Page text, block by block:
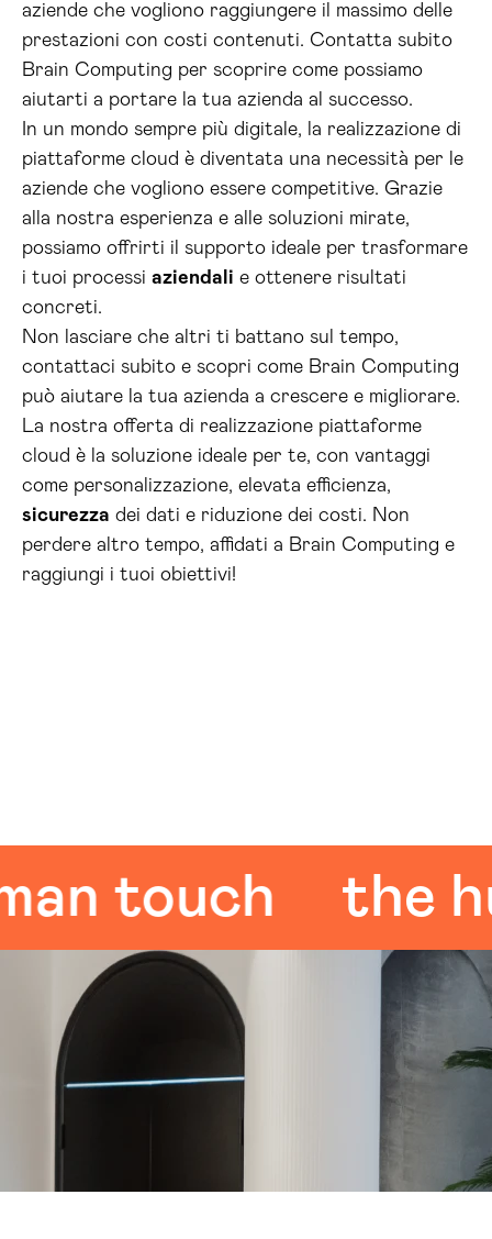
aziende che vogliono raggiungere il massimo delle
prestazioni con costi contenuti. Contatta subito
Brain Computing per scoprire come possiamo
aiutarti a portare la tua azienda al successo.
In un mondo sempre più digitale, la realizzazione di
piattaforme cloud è diventata una necessità per le
aziende che vogliono essere competitive. Grazie
alla nostra esperienza e alle soluzioni mirate,
possiamo offrirti il supporto ideale per trasformare
i tuoi processi aziendali e ottenere risultati
concreti.
Non lasciare che altri ti battano sul tempo,
contattaci subito e scopri come Brain Computing
può aiutare la tua azienda a crescere e migliorare.
La nostra offerta di realizzazione piattaforme
cloud è la soluzione ideale per te, con vantaggi
come personalizzazione, elevata efficienza,
sicurezza dei dati e riduzione dei costi. Non
perdere altro tempo, affidati a Brain Computing e
raggiungi i tuoi obiettivi!
touch the